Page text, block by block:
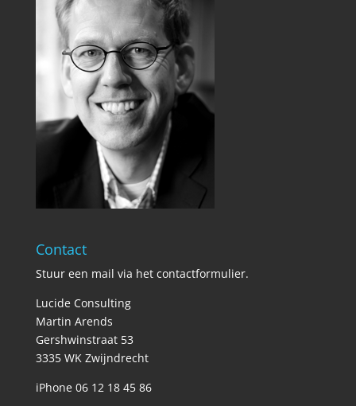
Contact
Stuur een mail via het contactformulier.
Lucide Consulting
Martin Arends
Gershwinstraat 53
3335 WK Zwijndrecht
iPhone 06 12 18 45 86